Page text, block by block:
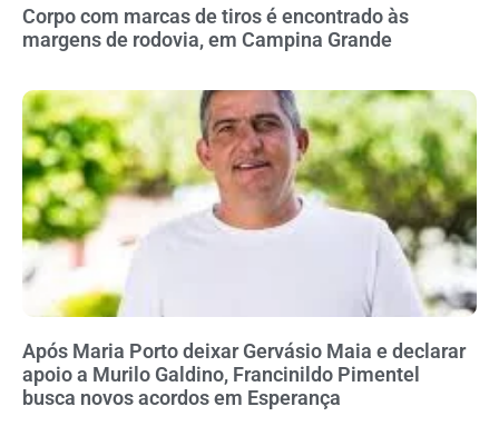
Corpo com marcas de tiros é encontrado às
margens de rodovia, em Campina Grande
Após Maria Porto deixar Gervásio Maia e declarar
apoio a Murilo Galdino, Francinildo Pimentel
busca novos acordos em Esperança